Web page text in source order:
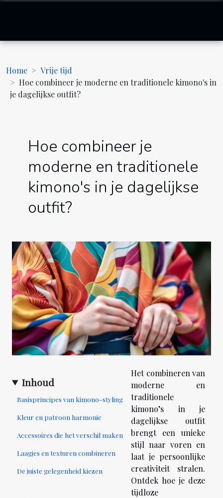
Home
Vrije tijd
Hoe combineer je moderne en traditionele kimono's in
je dagelijkse outfit?
Hoe combineer je
moderne en traditionele
kimono's in je dagelijkse
outfit?
Inhoud
Basisprincipes van kimono-styling
Kleur en patroon harmonie
Accessoires die het verschil maken
Laagjes en texturen combineren
De juiste gelegenheid kiezen
Het combineren van
moderne en
traditionele
kimono’s in je
dagelijkse outfit
brengt een unieke
stijl naar voren en
laat je persoonlijke
creativiteit stralen.
Ontdek hoe je deze
tijdloze